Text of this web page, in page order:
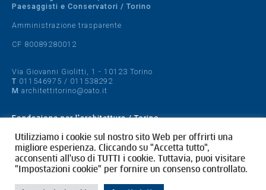
Paesaggisti e Conservatori / Torino
Amministrazione trasparente
CF 80089280012
Via Giovanni Giolitti, 1 - 10123 Torino
T 011546975 / 011538292
M architettitorino@oato.it
Fondazione per l'architettura / Torino
Designed by quattrolinee.it
Cookie Policy
Privacy Policy
Utilizziamo i cookie sul nostro sito Web per offrirti una
migliore esperienza. Cliccando su "Accetta tutto",
acconsenti all'uso di TUTTI i cookie. Tuttavia, puoi visitare
"Impostazioni cookie" per fornire un consenso controllato.